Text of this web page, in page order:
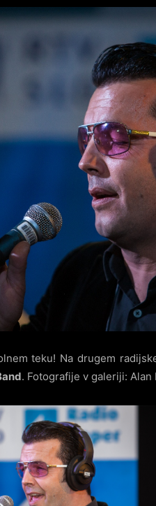
teku! Na drugem
. Fotografije v galeriji: Alan